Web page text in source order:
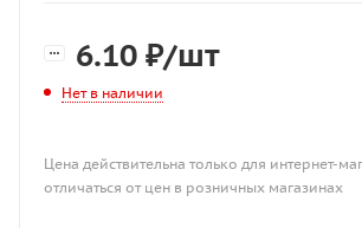
6.10 ₽/шт
Нет в наличии
Цена действительна только для интернет-
отличаться от цен в розничных магазинах